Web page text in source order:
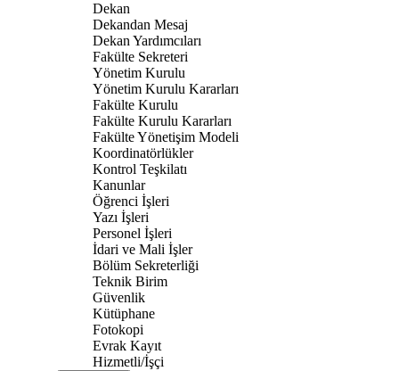
Dekan
Dekandan Mesaj
Dekan Yardımcıları
Fakülte Sekreteri
Yönetim Kurulu
Yönetim Kurulu Kararları
Fakülte Kurulu
Fakülte Kurulu Kararları
Fakülte Yönetişim Modeli
Koordinatörlükler
Kontrol Teşkilatı
Kanunlar
Öğrenci İşleri
Yazı İşleri
Personel İşleri
İdari ve Mali İşler
Bölüm Sekreterliği
Teknik Birim
Güvenlik
Kütüphane
Fotokopi
Evrak Kayıt
Hizmetli/İşçi